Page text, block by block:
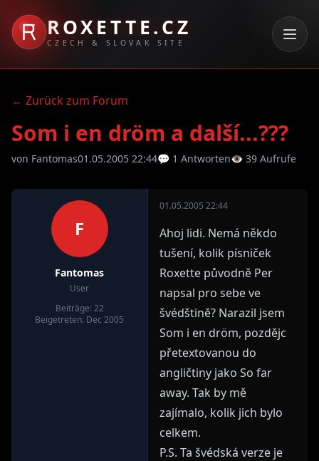
ROXETTE.CZ
CZECH & SLOVAK SITE
← Zurück zum Forum
Som i en dröm a další...???
von Fantomas01.05.2005 22:44💬 1 Antworten👁 39 Aufrufe
F
Fantomas
User
Beiträge: 22
Beigetreten: Dec 2005
01.05.2005 22:44
Ahoj lidi. Nemá někdo
tušení, kolik písniček
Roxette původně Per
napsal pro sebe ve
švédštině? Narazil jsem
Som i en dröm, pozdějc
přetextovanou do
angličtiny jako So far
away. Tak by mě
zajímalo, kolik jich bylo
celkem.
P.S. Ta švédská verze je